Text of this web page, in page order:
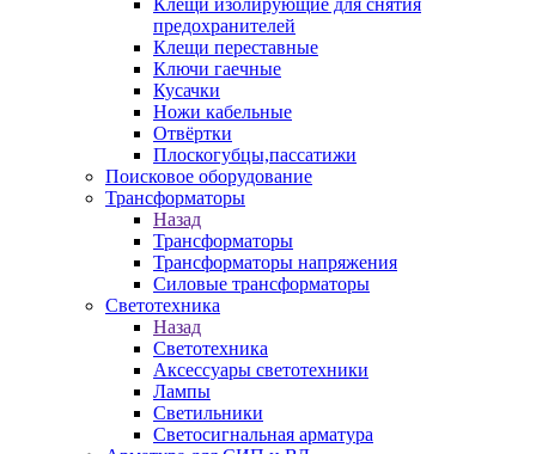
Клещи изолирующие для снятия
предохранителей
Клещи переставные
Ключи гаечные
Кусачки
Ножи кабельные
Отвёртки
Плоскогубцы,пассатижи
Поисковое оборудование
Трансформаторы
Назад
Трансформаторы
Трансформаторы напряжения
Силовые трансформаторы
Светотехника
Назад
Светотехника
Аксессуары светотехники
Лампы
Светильники
Светосигнальная арматура